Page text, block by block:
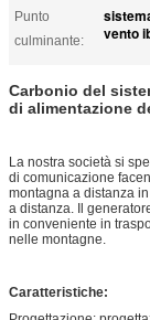
Punto
culminante:
vento
Carbonio del
di alimentazione
La nostra società si
di comunicazione
montagna a distanza
a distanza. Il
in conveniente in
nelle montagne.
Caratteristiche: